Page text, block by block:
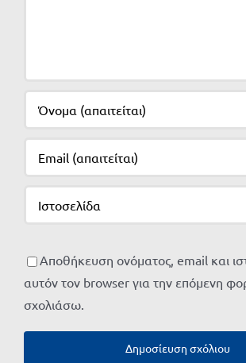
Αποθήκευση ονόματος, email και
αυτόν τον browser για την επόμενη
σχολιάσω.